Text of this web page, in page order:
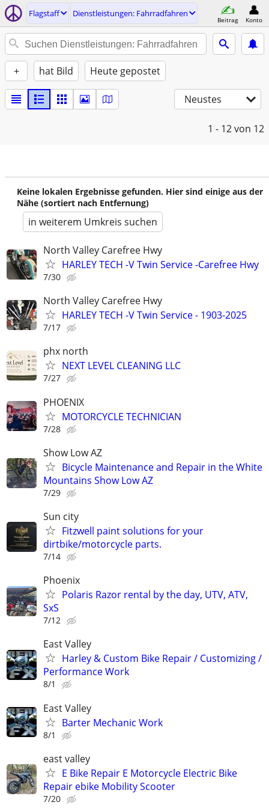
Flagstaff Dienstleistungen: Fahrradfahren
Beitrag Konto
+ hat Bild Heute gepostet
Neustes
1 - 12von 12
Keine lokalen Ergebnisse gefunden. Hier sind einige aus der
Nähe (sortiert nach Entfernung)
in weiterem Umkreis suchen
North Valley Carefree Hwy
HARLEY TECH -V Twin Service -Carefree Hwy
7/30
North Valley Carefree Hwy
HARLEY TECH -V Twin Service - 1903-2025
7/17
phx north
NEXT LEVEL CLEANING LLC
7/27
PHOENIX
MOTORCYCLE TECHNICIAN
7/28
Show Low AZ
Bicycle Maintenance and Repair in the White
Mountains Show Low AZ
7/29
Sun city
Fitzwell paint solutions for your
dirtbike/motorcycle parts.
7/14
Phoenix
Polaris Razor rental by the day, UTV, ATV,
SxS
7/12
East Valley
Harley & Custom Bike Repair / Customizing /
Performance Work
8/1
East Valley
Barter Mechanic Work
8/1
east valley
E Bike Repair E Motorcycle Electric Bike
Repair ebike Mobility Scooter
7/20